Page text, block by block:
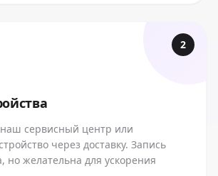
2
сервисный центр или
через доставку. Запись
но желательна для ускорения